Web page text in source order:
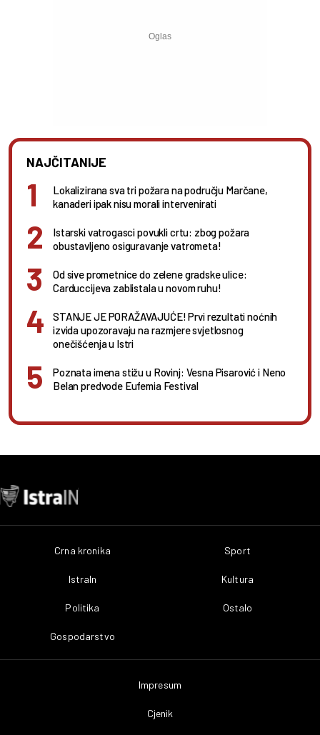
NAJČITANIJE
Lokalizirana sva tri požara na području Marčane,
kanaderi ipak nisu morali intervenirati
Istarski vatrogasci povukli crtu: zbog požara
obustavljeno osiguravanje vatrometa!
Od sive prometnice do zelene gradske ulice:
Carduccijeva zablistala u novom ruhu!
STANJE JE PORAŽAVAJUĆE! Prvi rezultati noćnih
izvida upozoravaju na razmjere svjetlosnog
onečišćenja u Istri
Poznata imena stižu u Rovinj: Vesna Pisarović i Neno
Belan predvode Eufemia Festival
Crna kronika
IstraIn
Politika
Gospodarstvo
Sport
Kultura
Ostalo
Impresum
Cjenik